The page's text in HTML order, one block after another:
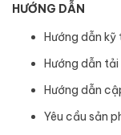
HƯỚNG DẪN
Hướng dẫn
Hướng dẫn
Hướng dẫn
Yêu cầu sản